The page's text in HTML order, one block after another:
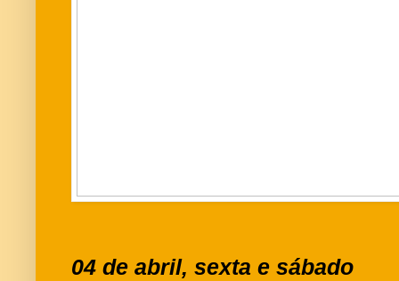
04 de abril, sexta e sábado